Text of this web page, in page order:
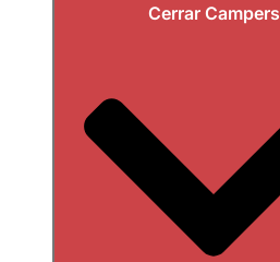
Cerrar Campers